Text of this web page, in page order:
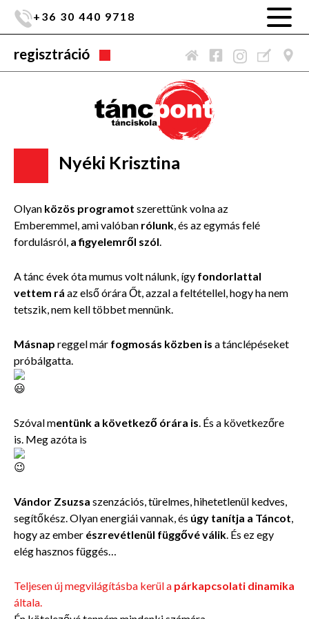
+36 30 440 9718
regisztráció
Nyéki Krisztina
Olyan közös programot szerettünk volna az
Emberemmel, ami valóban rólunk, és az egymás felé
fordulásról, a figyelemről szól.
A tánc évek óta mumus volt nálunk, így fondorlattal
vettem rá az első órára Őt, azzal a feltétellel, hogy ha nem
tetszik, nem kell többet mennünk.
Másnap reggel már fogmosás közben is a tánclépéseket
próbálgatta.
Szóval mentünk a következő órára is. És a következőre
is. Meg azóta is
Vándor Zsuzsa szenzációs, türelmes, hihetetlenül kedves,
segítőkész. Olyan energiái vannak, és úgy tanítja a Táncot,
hogy az ember észrevétlenül függővé válik. És ez egy
elég hasznos függés…
Teljesen új megvilágításba kerül a párkapcsolati dinamika
általa.